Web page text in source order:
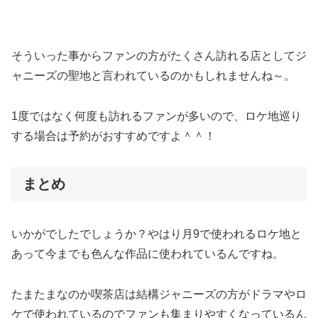
そういった事からファンの方がたくさん訪れる店としてジ
ャニーズの聖地と言われているのかもしれませんね～。
1度ではなく何度も訪れるファンが多いので、ロケ地巡り
する場合は予約がおすすめですよ＾＾！
まとめ
いかがでしたでしょうか？やはり月9で使われるロケ地と
あって今までも色んな作品に使われているんですね。
たまたまなのか喫茶店は結構ジャニーズの方がドラマやロ
ケで使われているのでファンも集まりやすくなっているん